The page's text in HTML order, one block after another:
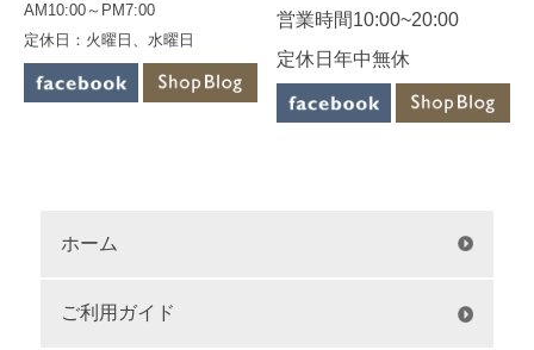
AM10:00～PM7:00
定休日：火曜日、水曜日
営業時間10:00~20:00
定休日年中無休
ホーム
ご利用ガイド